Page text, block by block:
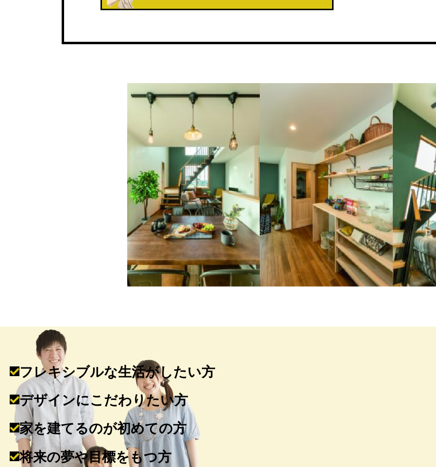
フレキシブルな生活がしたい方
デザインにこだわりたい方
家を建てるのが初めての方
将来の夢や目標をもつ方